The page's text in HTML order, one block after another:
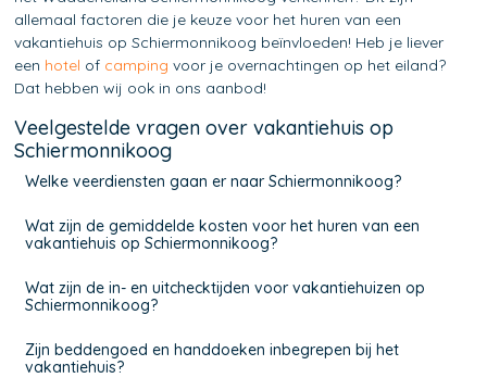
allemaal factoren die je keuze voor het huren van een
vakantiehuis op Schiermonnikoog beïnvloeden! Heb je liever
een hotel of camping voor je overnachtingen op het eiland?
Dat hebben wij ook in ons aanbod!
Veelgestelde vragen over vakantiehuis op
Schiermonnikoog
Welke veerdiensten gaan er naar Schiermonnikoog?
Wat zijn de gemiddelde kosten voor het huren van een
vakantiehuis op Schiermonnikoog?
Wat zijn de in- en uitchecktijden voor vakantiehuizen op
Schiermonnikoog?
Zijn beddengoed en handdoeken inbegrepen bij het
vakantiehuis?